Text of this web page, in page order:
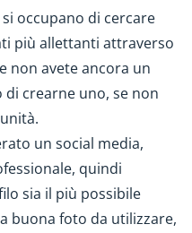
occupano di cercare
più allettanti attraverso
non avete ancora un
crearne uno, se non
un social media,
quindi
sia il più possibile
buona foto da utilizzare,